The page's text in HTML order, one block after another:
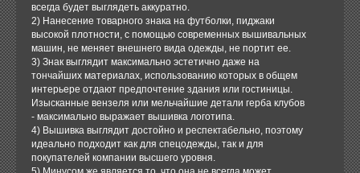
всегда будет выглядеть аккуратно.
2) Нанесение товарного знака на футболки, пиджаки
высокой плотности, с помощью современных вышивальных
машин, не меняет внешнего вида одежды, не портит ее.
3) Знак выглядит максимально эстетично даже на
тончайших материалах, использованию которых в общем
интерьере отдают предпочтение здания или гостиницы.
Изысканные вензеля или мельчайшие детали герба клубов
- максимально выражает вышивка логотипа.
4) Вышивка выглядит достойно и респектабельно, поэтому
идеально подходит как для спецодежды, так и для
покупателей компании высшего уровня.